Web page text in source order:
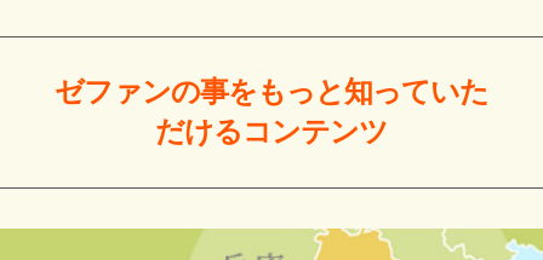
ゼファンの事をもっと知っていた
だけるコンテンツ